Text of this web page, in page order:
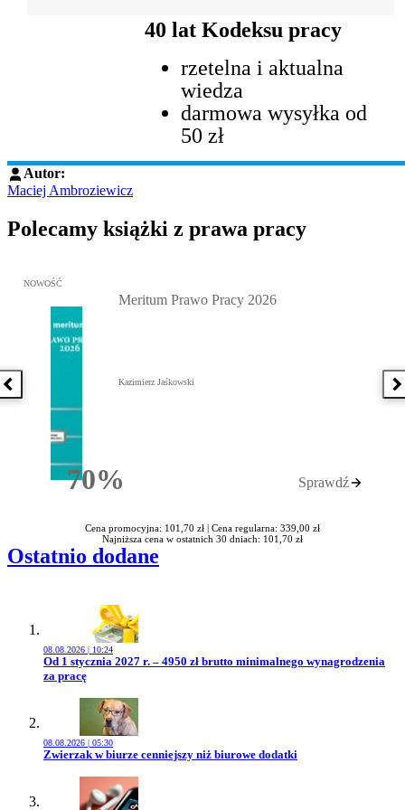
40 lat Kodeksu pracy
rzetelna i aktualna
wiedza
darmowa wysyłka od
50 zł
Autor:
Maciej Ambroziewicz
Polecamy książki z prawa pracy
Poprzednia książka
Przejdź do: Meritum Prawo Pracy 2026, Kazimierz Jaśkowski -
NOWOŚĆ
70%Rabatu
Meritum Prawo Pracy 2026
Kazimierz Jaśkowski
Sprawdź
Cena promocyjna: 101,70 zł | Cena regularna: 339,00 zł
Najniższa cena w ostatnich 30 dniach: 101,70 zł
Ostatnio dodane
08.08.2026 | 10:24
Przejdź do artykułu:
Od 1 stycznia 2027 r. – 4950 zł brutto minimalnego wynagrodzenia
za pracę
08.08.2026 | 05:30
Przejdź do artykułu:
Zwierzak w biurze cenniejszy niż biurowe dodatki